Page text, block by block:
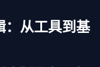
：从工具到基